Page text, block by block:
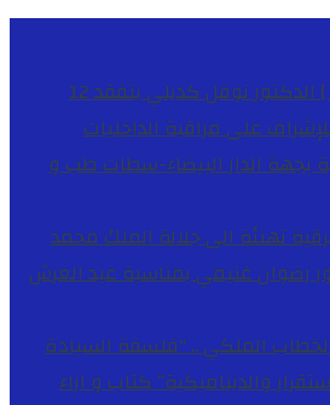
الدكتور نوفل كديلي يتفقد 12
على مراقبة الداخليات
بجهة الدار البيضاء-سطاتطب و
تهنئة الى جلالة الملك محمد
رضوان غنيمي بمناسبة عيد العرش
الملكي .. “فلسفة السيادة
والديناميكية”كتاب و اراء